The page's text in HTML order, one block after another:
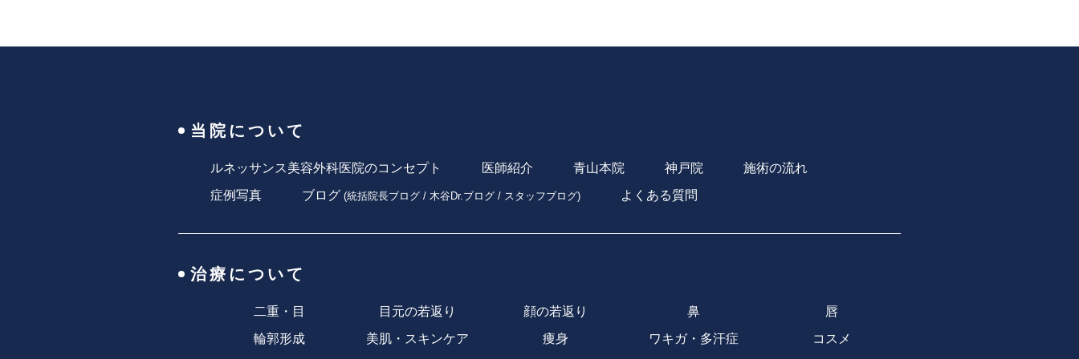
当院について
ルネッサンス美容外科医院のコンセプト 医師紹介 青山本院 神戸院
施術の流れ
症例写真
ブログ (統括院長ブログ / 木谷Dr.ブログ / スタッフブログ) よくある質問
治療について
二重・目 目元の若返り 顔の若返り 鼻
唇
輪郭形成
美肌・スキンケア 痩身 ワキガ・多汗症 コスメ